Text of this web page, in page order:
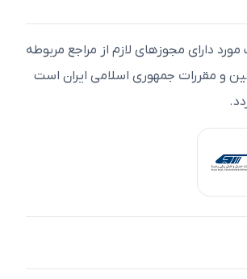
دارای مجوزهای لازم از مراجع مربوطه
و مقررات جمهوری اسلامی ايران است